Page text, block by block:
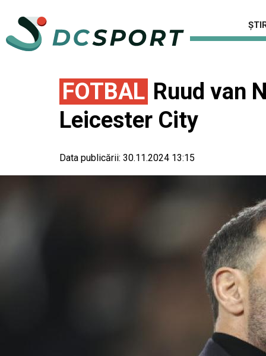
FOTBAL Ruud van
Leicester City
Data publicării: 30.11.2024 13:15